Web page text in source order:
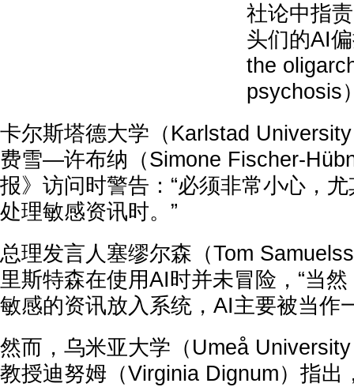
社论中指
头们的AI
the
psychosis
卡尔斯塔德大学（Karlstad
费雪—许布纳（Simone Fischer-
报》访问时警告：“必须非常小心，
处理敏感资讯时。”
总理发言人塞缪尔森（Tom
里斯特森在使用AI时并未冒险，“当
敏感的资讯放入系统，AI主要被当作
然而，乌米亚大学（Umeå
教授迪努姆（Virginia Dignum）指出